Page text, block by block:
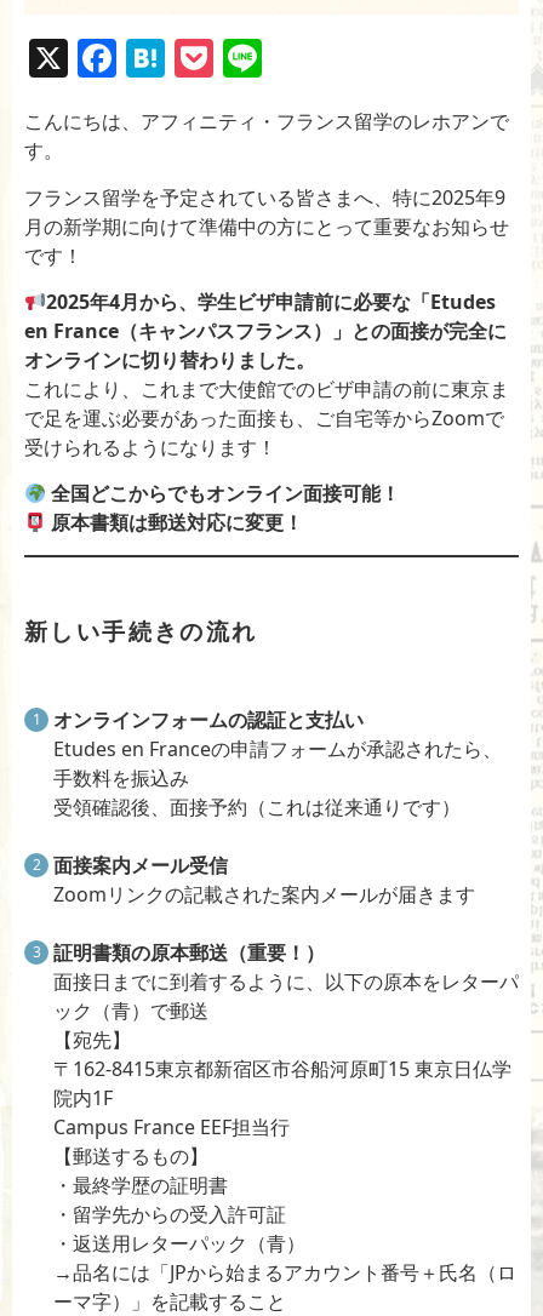
X F
c
b
o
o
k
H
e
n
a
P
ck e
こんにちは、アフィニティ・フランス留学のレホアンで
す。
フランス留学を予定されている皆さまへ、特に2025年9
月の新学期に向けて準備中の方にとって重要なお知らせ
です！
2025年4月から、学生ビザ申請前に必要な「Etudes
en France（キャンパスフランス）」との面接が完全に
オンラインに切り替わりました。
これにより、これまで大使館でのビザ申請の前に東京ま
で足を運ぶ必要があった面接も、ご自宅等からZoomで
受けられるようになります！
全国どこからでもオンライン面接可能！
原本書類は郵送対応に変更！
新しい手続きの流れ
オンラインフォームの認証と支払い
Etudes en Franceの申請フォームが承認されたら、
手数料を振込み
受領確認後、面接予約（これは従来通りです）
面接案内メール受信
Zoomリンクの記載された案内メールが届きます
証明書類の原本郵送（重要！）
面接日までに到着するように、以下の原本をレターパ
ック（青）で郵送
【宛先】
〒162-8415東京都新宿区市谷船河原町15 東京日仏学
院内1F
Campus France EEF担当行
【郵送するもの】
・最終学歴の証明書
・留学先からの受入許可証
・返送用レターパック（青）
→品名には「JPから始まるアカウント番号＋氏名（ロ
ーマ字）」を記載すること